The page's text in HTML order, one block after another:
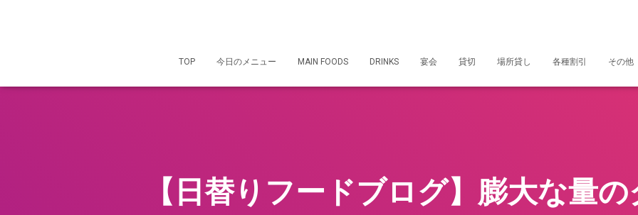
TOP 今日のメニュー MAIN FOODS DRINKS 宴会 貸切 場所貸し 各種割引 その他
【日替りフードブログ】膨大な量